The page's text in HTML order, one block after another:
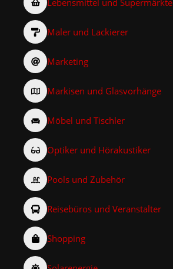
Maler und Lackierer
Marketing
Markisen und Glasvorhänge
Möbel und Tischler
Optiker und Hörakustiker
Pools und Zubehör
Reisebüros und Veranstalter
Shopping